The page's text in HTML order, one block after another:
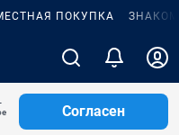
ПОКУПКА
Согласен